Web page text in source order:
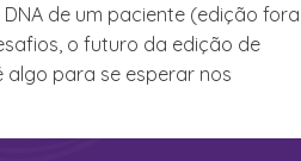
de um paciente (edição fora
o futuro da edição de
algo para se esperar nos